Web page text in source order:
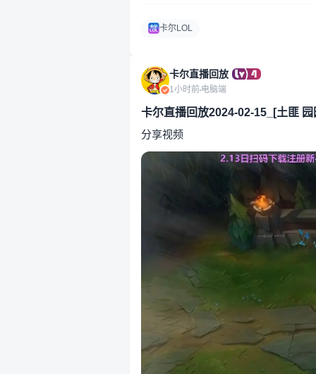
卡尔LOL
卡尔直播回放
1小时前 电脑端
卡尔直播回放2024-02-15_[土匪
分享视频